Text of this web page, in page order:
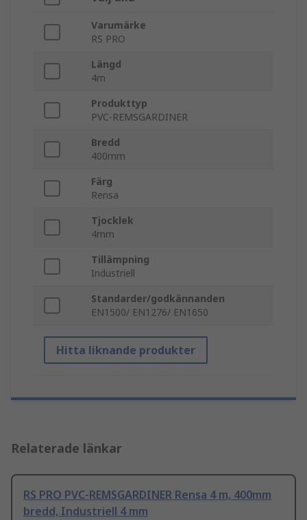
Varumärke
RS PRO
Längd
4m
Produkttyp
PVC-REMSGARDINER
Bredd
400mm
Färg
Rensa
Tjocklek
4mm
Tillämpning
Industriell
Standarder/godkännanden
EN1500/ EN1276/ EN1650
Hitta liknande produkter
Relaterade länkar
RS PRO PVC-REMSGARDINER Rensa 4 m, 400mm
bredd, Industriell 4 mm